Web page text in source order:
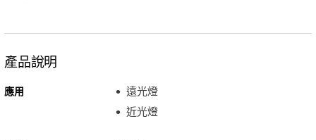
產品說明
應用
遠光燈
近光燈